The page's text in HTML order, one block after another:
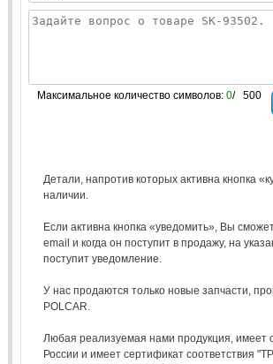
Максимальное количество символов: 0/ 500
Детали, напротив которых активна кнопка
наличии.
Если активна кнопка «уведомить», Вы
email и когда он поступит в продажу, на
поступит уведомление.
У нас продаются только новые запчасти,
POLCAR.
Любая реализуемая нами продукция, имеет
России и имеет сертификат соответствия